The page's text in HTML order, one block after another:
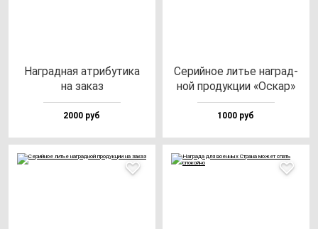
Наг­рад­ная ат­ри­бу­ти­ка
на за­каз
2000 руб
Серий­ное литье наг­рад­
ной про­дук­ции «Оскар»
1000 руб